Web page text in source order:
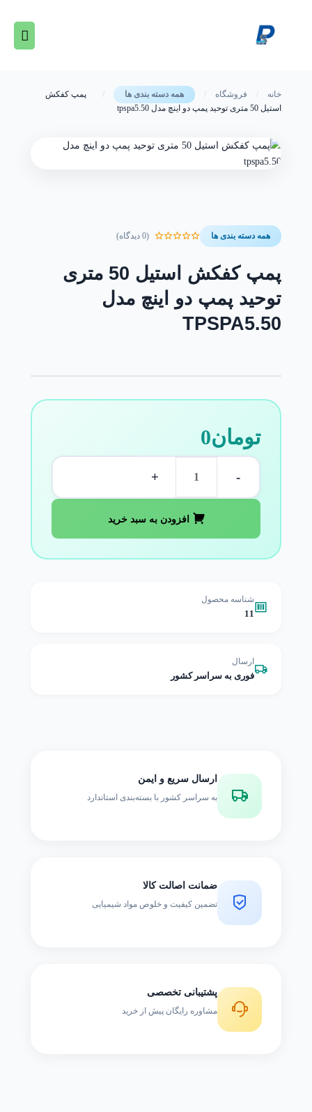
خانه / فروشگاه / همه دسته بندی ها /
پمپ کفکش
استیل 50 متری توحید پمپ دو اینچ مدل tpspa5.50
همه دسته بندی ها (0 دیدگاه)
پمپ کفکش استیل 50 متری
توحید پمپ دو اینچ مدل
TPSPA5.50
تومان0
-
+
افزودن به سبد خرید
شناسه محصول
11
ارسال
فوری به سراسر کشور
ارسال سریع و ایمن
به سراسر کشور با بسته‌بندی استاندارد
ضمانت اصالت کالا
تضمین کیفیت و خلوص مواد شیمیایی
پشتیبانی تخصصی
مشاوره رایگان پیش از خرید